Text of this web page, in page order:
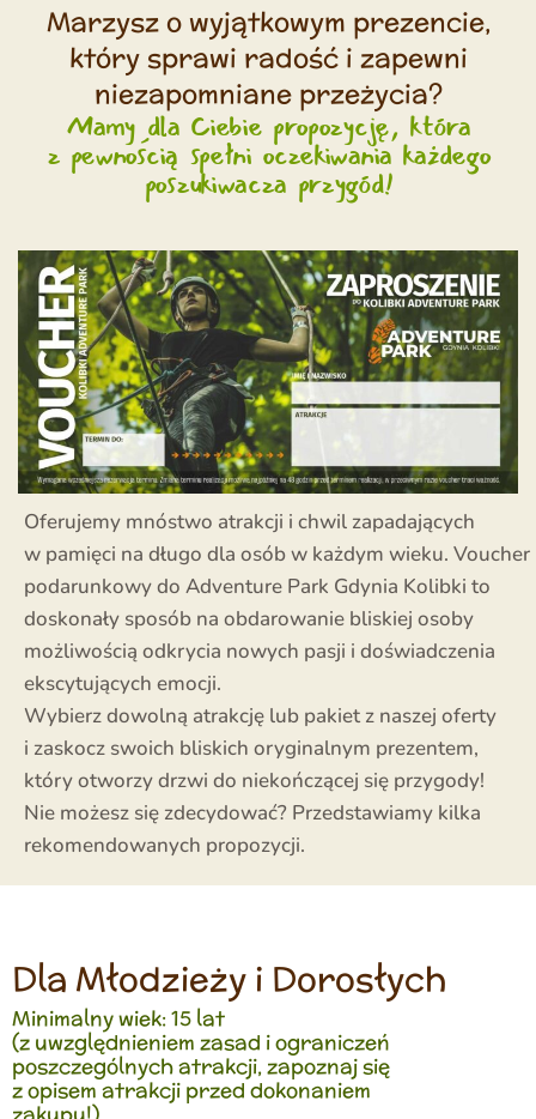
Marzysz o wyjątkowym prezencie,
który sprawi radość i zapewni
niezapomniane przeżycia?
Mamy dla Ciebie propozycję, która
z pewnością spełni oczekiwania każdego
poszukiwacza przygód!
Oferujemy mnóstwo atrakcji i chwil zapadających
w pamięci na długo dla osób w każdym wieku. Voucher
podarunkowy do Adventure Park Gdynia Kolibki to
doskonały sposób na obdarowanie bliskiej osoby
możliwością odkrycia nowych pasji i doświadczenia
ekscytujących emocji.
Wybierz dowolną atrakcję lub pakiet z naszej oferty
i zaskocz swoich bliskich oryginalnym prezentem,
który otworzy drzwi do niekończącej się przygody!
Nie możesz się zdecydować? Przedstawiamy kilka
rekomendowanych propozycji.
Dla Młodzieży i Dorosłych
Minimalny wiek: 15 lat
(z uwzględnieniem zasad i ograniczeń
poszczególnych atrakcji, zapoznaj się
z opisem atrakcji przed dokonaniem